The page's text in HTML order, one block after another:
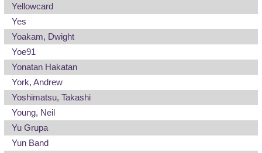
Yellowcard
Yes
Yoakam, Dwight
Yoe91
Yonatan Hakatan
York, Andrew
Yoshimatsu, Takashi
Young, Neil
Yu Grupa
Yun Band